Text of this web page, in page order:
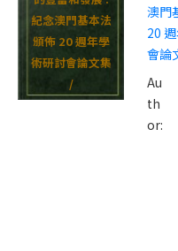
紀念澳門基本法
頒佈 20 週年學
術研討會論文集
/
澳門
20
會論
Au
th
or: